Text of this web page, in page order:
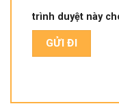
trình duyệt này